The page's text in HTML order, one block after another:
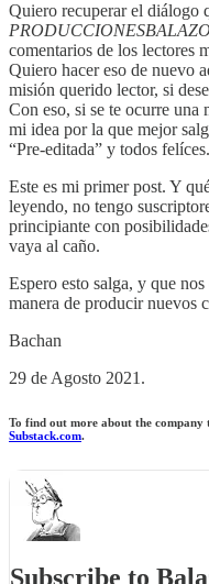
Quiero recuperar el diálogo
comentarios de los lectores
Quiero hacer eso de nuevo
misión querido lector, si
Con eso, si se te ocurre una
mi idea por la que mejor
“Pre-editada” y todos felíces.
Este es mi primer post. Y
leyendo, no tengo
principiante con
vaya al caño.
Espero esto salga, y que
manera de producir nuevos
Bachan
29 de Agosto 2021.
To find out more about the
Substack.com.
Subscribe to